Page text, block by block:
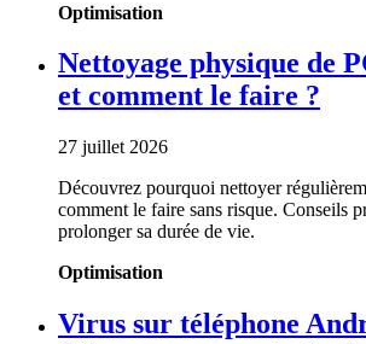
Optimisation
Nettoyage physique de
et comment le faire ?
27 juillet 2026
Découvrez pourquoi nettoyer
comment le faire sans risque. Conseils
prolonger sa durée de vie.
Optimisation
Virus sur téléphone